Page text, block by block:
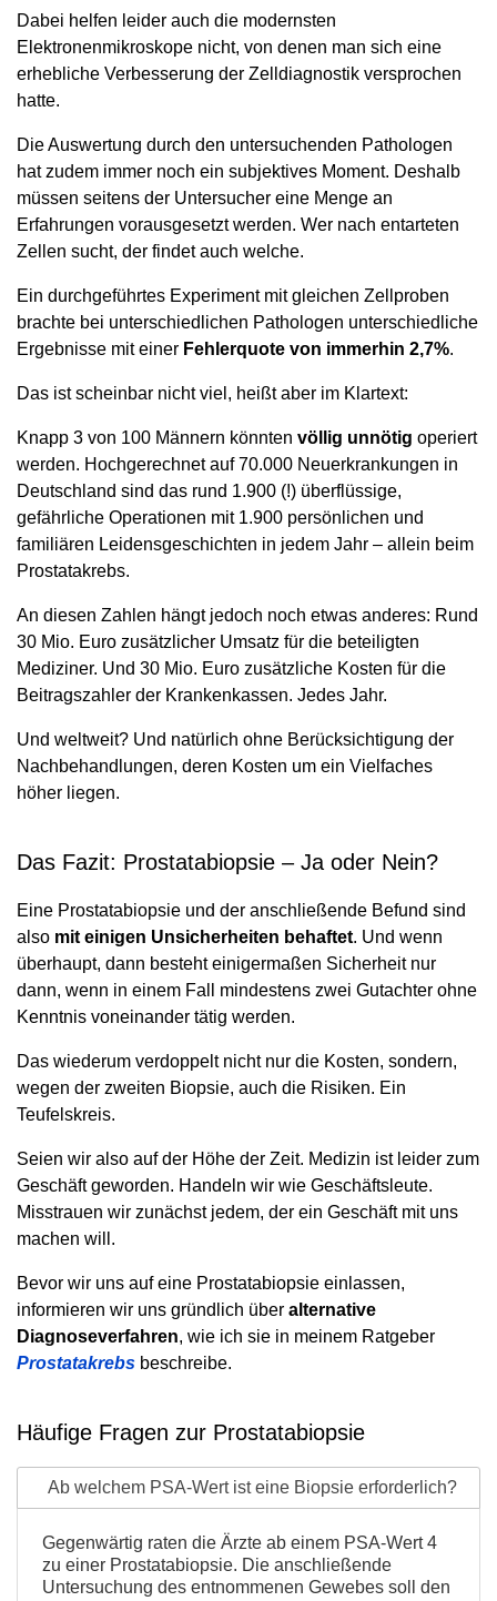
Dabei helfen leider auch die modernsten
Elektronenmikroskope nicht, von denen man sich eine
erhebliche Verbesserung der Zelldiagnostik versprochen
hatte.
Die Auswertung durch den untersuchenden Pathologen
hat zudem immer noch ein subjektives Moment. Deshalb
müssen seitens der Untersucher eine Menge an
Erfahrungen vorausgesetzt werden. Wer nach entarteten
Zellen sucht, der findet auch welche.
Ein durchgeführtes Experiment mit gleichen Zellproben
brachte bei unterschiedlichen Pathologen unterschiedliche
Ergebnisse mit einer Fehlerquote von immerhin 2,7%.
Das ist scheinbar nicht viel, heißt aber im Klartext:
Knapp 3 von 100 Männern könnten völlig unnötig operiert
werden. Hochgerechnet auf 70.000 Neuerkrankungen in
Deutschland sind das rund 1.900 (!) überflüssige,
gefährliche Operationen mit 1.900 persönlichen und
familiären Leidensgeschichten in jedem Jahr – allein beim
Prostatakrebs.
An diesen Zahlen hängt jedoch noch etwas anderes: Rund
30 Mio. Euro zusätzlicher Umsatz für die beteiligten
Mediziner. Und 30 Mio. Euro zusätzliche Kosten für die
Beitragszahler der Krankenkassen. Jedes Jahr.
Und weltweit? Und natürlich ohne Berücksichtigung der
Nachbehandlungen, deren Kosten um ein Vielfaches
höher liegen.
Das Fazit: Prostatabiopsie – Ja oder Nein?
Eine Prostatabiopsie und der anschließende Befund sind
also mit einigen Unsicherheiten behaftet. Und wenn
überhaupt, dann besteht einigermaßen Sicherheit nur
dann, wenn in einem Fall mindestens zwei Gutachter ohne
Kenntnis voneinander tätig werden.
Das wiederum verdoppelt nicht nur die Kosten, sondern,
wegen der zweiten Biopsie, auch die Risiken. Ein
Teufelskreis.
Seien wir also auf der Höhe der Zeit. Medizin ist leider zum
Geschäft geworden. Handeln wir wie Geschäftsleute.
Misstrauen wir zunächst jedem, der ein Geschäft mit uns
machen will.
Bevor wir uns auf eine Prostatabiopsie einlassen,
informieren wir uns gründlich über alternative
Diagnoseverfahren, wie ich sie in meinem Ratgeber
Prostatakrebs beschreibe.
Häufige Fragen zur Prostatabiopsie
Ab welchem PSA-Wert ist eine Biopsie erforderlich?
Gegenwärtig raten die Ärzte ab einem PSA-Wert 4
zu einer Prostatabiopsie. Die anschließende
Untersuchung des entnommenen Gewebes soll den